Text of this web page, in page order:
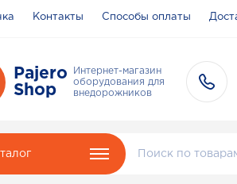
Контакты Способы оплаты
Pajero
Shop
Интернет-магазин
оборудования для
внедорожников